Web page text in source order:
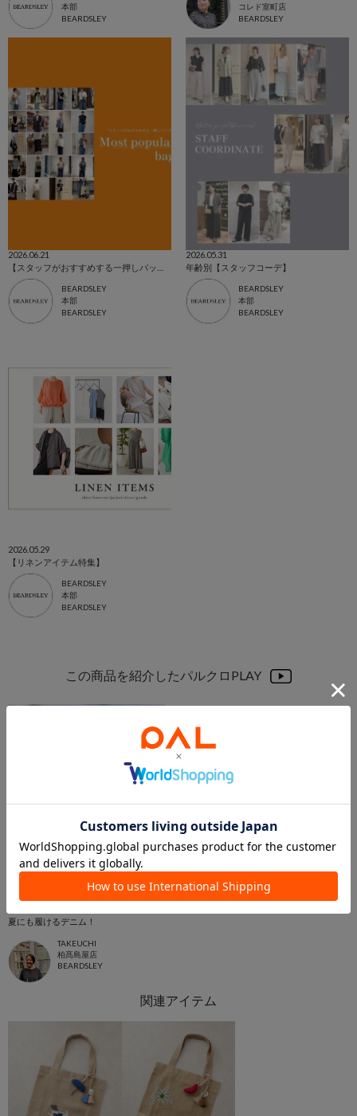
本部
BEARDSLEY
コレド室町店
BEARDSLEY
2026.06.21
BEARDSLEY
本部
BEARDSLEY
2026.05.31
年齢別【スタッフコーデ】
BEARDSLEY
本部
BEARDSLEY
2026.05.29
【リネンアイテム特集】
BEARDSLEY
本部
BEARDSLEY
この商品を紹介したパルクロPLAY
夏にも履けるデニム！
TAKEUCHI
柏髙島屋店
BEARDSLEY